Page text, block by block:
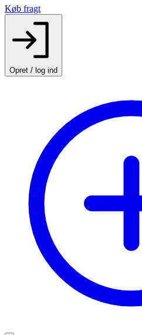
Køb fragt
Opret / log ind